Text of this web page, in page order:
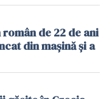
de 22 de ani
din mașină și a